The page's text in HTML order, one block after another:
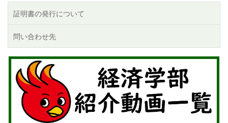
証明書の発行について
問い合わせ先